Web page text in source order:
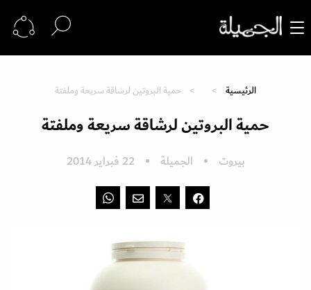
الرئيسية حمية البروتين لرشاقة سريعة وملفتة
حمية البروتين لرشاقة سريعة وملفتة
بيروت الجميلة 22 فبراير 2014